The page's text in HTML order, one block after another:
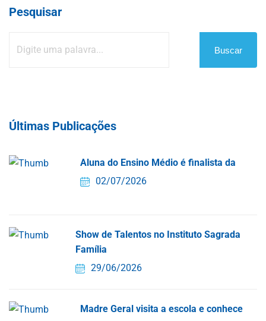
Pesquisar
Buscar
Últimas Publicações
Aluna do Ensino Médio é finalista da
02/07/2026
Show de Talentos no Instituto Sagrada
Família
29/06/2026
Madre Geral visita a escola e conhece